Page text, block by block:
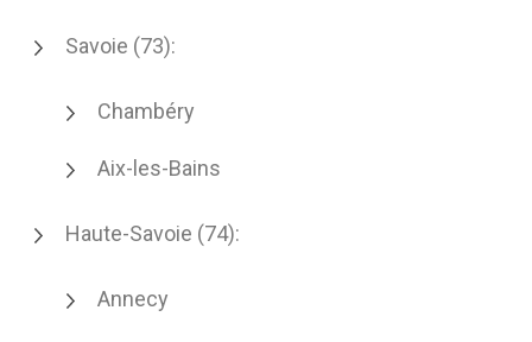
Savoie (73):
Chambéry
Aix-les-Bains
Haute-Savoie (74):
Annecy